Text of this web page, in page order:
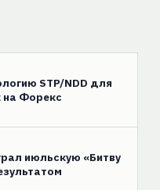
STP/NDD для
на Форекс
июльскую «Битву